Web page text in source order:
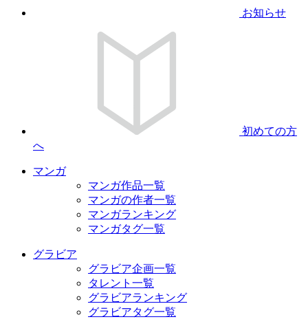
お知らせ
初めての方
へ
マンガ
マンガ作品一覧
マンガの作者一覧
マンガランキング
マンガタグ一覧
グラビア
グラビア企画一覧
タレント一覧
グラビアランキング
グラビアタグ一覧